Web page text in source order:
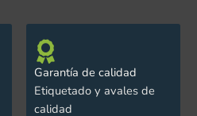
Garantía de calidad
Etiquetado y avales de
calidad